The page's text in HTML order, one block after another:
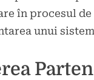
în procesul
unui